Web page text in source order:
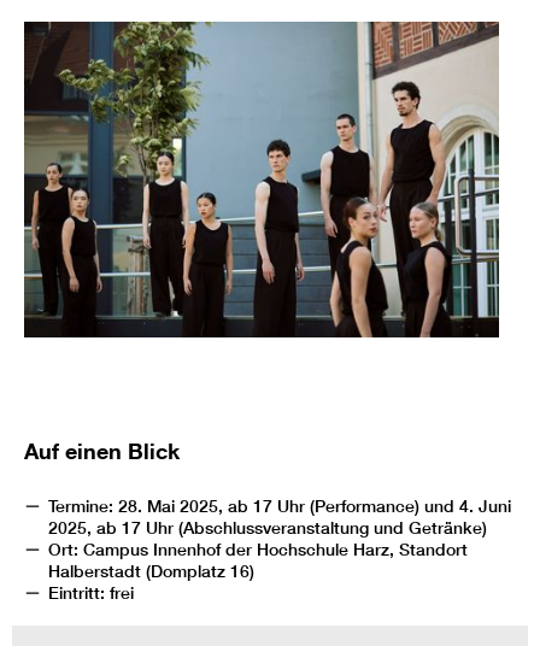
Auf einen Blick
Termine: 28. Mai 2025, ab 17 Uhr (Performance) und 4. Juni
2025, ab 17 Uhr (Abschlussveranstaltung und Getränke)
Ort: Campus Innenhof der Hochschule Harz, Standort
Halberstadt (Domplatz 16)
Eintritt: frei